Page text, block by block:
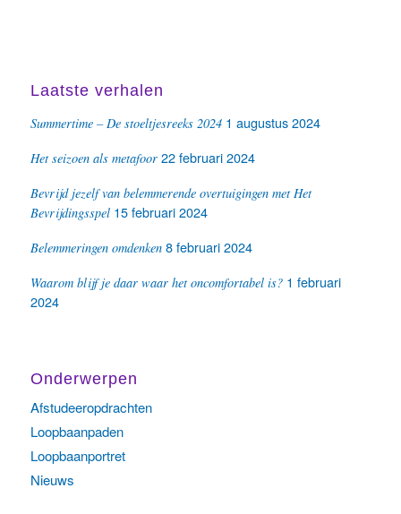
Laatste verhalen
Summertime – De stoeltjesreeks 2024 1 augustus 2024
Het seizoen als metafoor 22 februari 2024
Bevrijd jezelf van belemmerende overtuigingen met Het
Bevrijdingsspel 15 februari 2024
Belemmeringen omdenken 8 februari 2024
Waarom blijf je daar waar het oncomfortabel is? 1 februari
2024
Onderwerpen
Afstudeeropdrachten
Loopbaanpaden
Loopbaanportret
Nieuws